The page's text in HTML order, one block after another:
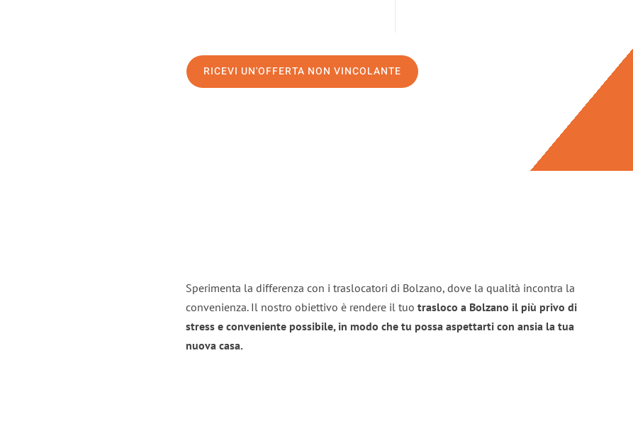
RICEVI UN'OFFERTA NON VINCOLANTE
Sperimenta la differenza con i traslocatori di Bolzano, dove la qualità incontra la
convenienza. Il nostro obiettivo è rendere il tuo trasloco a Bolzano il più privo di
stress e conveniente possibile, in modo che tu possa aspettarti con ansia la tua
nuova casa.